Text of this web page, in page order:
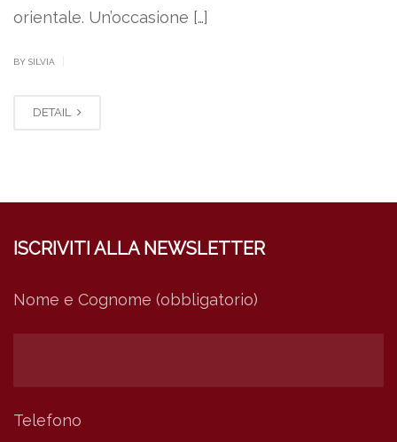
orientale. Un’occasione […]
BY SILVIA
DETAIL
ISCRIVITI ALLA NEWSLETTER
Nome e Cognome (obbligatorio)
Telefono